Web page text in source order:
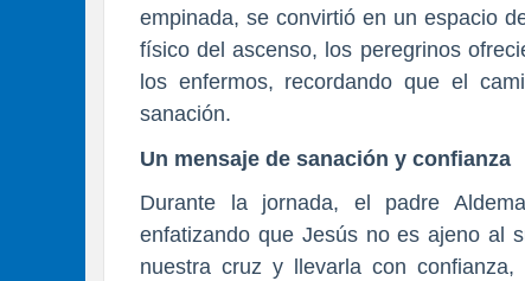
empinada, se convirtió en un espacio
físico del ascenso, los peregrinos
los enfermos, recordando que el
sanación.
Un mensaje de sanación y confianza
Durante la jornada, el padre
enfatizando que Jesús no es ajeno al
nuestra cruz y llevarla con